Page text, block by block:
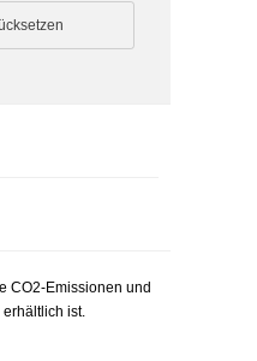
CO2-Emissionen und
ist.